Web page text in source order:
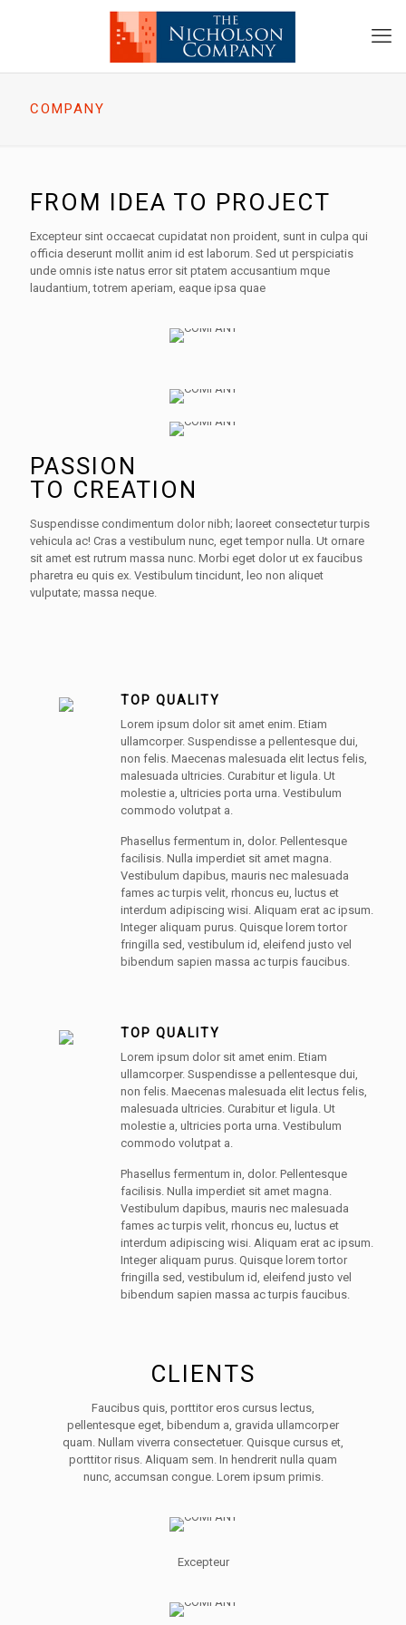
COMPANY
FROM IDEA TO PROJECT
Excepteur sint occaecat cupidatat non proident, sunt in culpa qui
officia deserunt mollit anim id est laborum. Sed ut perspiciatis
unde omnis iste natus error sit ptatem accusantium mque
laudantium, totrem aperiam, eaque ipsa quae
PASSION
TO CREATION
Suspendisse condimentum dolor nibh; laoreet consectetur turpis
vehicula ac! Cras a vestibulum nunc, eget tempor nulla. Ut ornare
sit amet est rutrum massa nunc. Morbi eget dolor ut ex faucibus
pharetra eu quis ex. Vestibulum tincidunt, leo non aliquet
vulputate; massa neque.
TOP QUALITY
Lorem ipsum dolor sit amet enim. Etiam
ullamcorper. Suspendisse a pellentesque dui,
non felis. Maecenas malesuada elit lectus felis,
malesuada ultricies. Curabitur et ligula. Ut
molestie a, ultricies porta urna. Vestibulum
commodo volutpat a.
Phasellus fermentum in, dolor. Pellentesque
facilisis. Nulla imperdiet sit amet magna.
Vestibulum dapibus, mauris nec malesuada
fames ac turpis velit, rhoncus eu, luctus et
interdum adipiscing wisi. Aliquam erat ac ipsum.
Integer aliquam purus. Quisque lorem tortor
fringilla sed, vestibulum id, eleifend justo vel
bibendum sapien massa ac turpis faucibus.
TOP QUALITY
Lorem ipsum dolor sit amet enim. Etiam
ullamcorper. Suspendisse a pellentesque dui,
non felis. Maecenas malesuada elit lectus felis,
malesuada ultricies. Curabitur et ligula. Ut
molestie a, ultricies porta urna. Vestibulum
commodo volutpat a.
Phasellus fermentum in, dolor. Pellentesque
facilisis. Nulla imperdiet sit amet magna.
Vestibulum dapibus, mauris nec malesuada
fames ac turpis velit, rhoncus eu, luctus et
interdum adipiscing wisi. Aliquam erat ac ipsum.
Integer aliquam purus. Quisque lorem tortor
fringilla sed, vestibulum id, eleifend justo vel
bibendum sapien massa ac turpis faucibus.
CLIENTS
Faucibus quis, porttitor eros cursus lectus,
pellentesque eget, bibendum a, gravida ullamcorper
quam. Nullam viverra consectetuer. Quisque cursus et,
porttitor risus. Aliquam sem. In hendrerit nulla quam
nunc, accumsan congue. Lorem ipsum primis.
Excepteur